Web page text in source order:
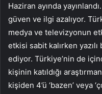
Haziran ayında
güven ve ilgi azalıyor.
medya ve televizyonun
etkisi sabit kalırken yazılı
ediyor. Türkiye’nin de
kişinin katıldığı
kişiden 4’ü ‘bazen’ veya